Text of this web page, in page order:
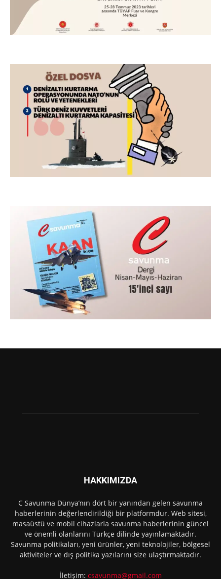
HAKKIMIZDA
C Savunma Dünya’nın dört bir yanından gelen savunma
haberlerinin değerlendirildiği bir platformdur. Web sitesi,
masaüstü ve mobil cihazlarla savunma haberlerinin güncel
ve önemli olanlarını Türkçe dilinde yayınlamaktadır.
Savunma politikaları, yeni ürünler, yeni teknolojiler, bölgesel
aktiviteler ve dış politika yazılarını size ulaştırmaktadır.
İletişim: csavunma@gmail.com